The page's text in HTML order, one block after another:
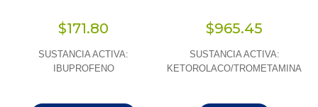
$171.80
SUSTANCIA ACTIVA:
IBUPROFENO
$965.45
SUSTANCIA ACTIVA:
KETOROLACO/TROMETAMINA